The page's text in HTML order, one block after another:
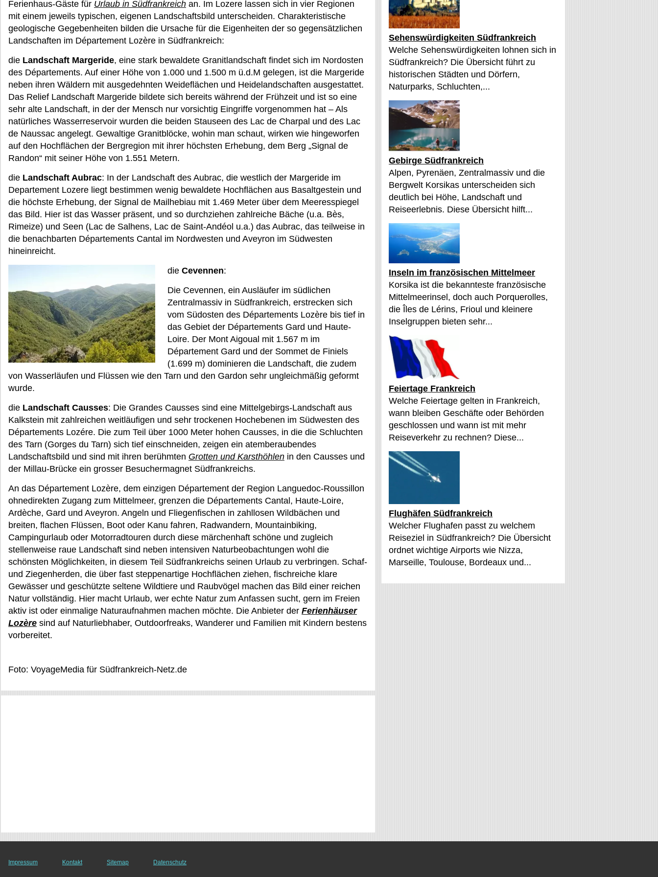
Ferienhaus-Gäste für Urlaub in Südfrankreich an. Im Lozere lassen sich in vier Regionen
mit einem jeweils typischen, eigenen Landschaftsbild unterscheiden. Charakteristische
geologische Gegebenheiten bilden die Ursache für die Eigenheiten der so gegensätzlichen
Landschaften im Département Lozère in Südfrankreich:
die Landschaft Margeride, eine stark bewaldete Granitlandschaft findet sich im Nordosten
des Départements. Auf einer Höhe von 1.000 und 1.500 m ü.d.M gelegen, ist die Margeride
neben ihren Wäldern mit ausgedehnten Weideflächen und Heidelandschaften ausgestattet.
Das Relief Landschaft Margeride bildete sich bereits während der Frühzeit und ist so eine
sehr alte Landschaft, in der der Mensch nur vorsichtig Eingriffe vorgenommen hat – Als
natürliches Wasserreservoir wurden die beiden Stauseen des Lac de Charpal und des Lac
de Naussac angelegt. Gewaltige Granitblöcke, wohin man schaut, wirken wie hingeworfen
auf den Hochflächen der Bergregion mit ihrer höchsten Erhebung, dem Berg „Signal de
Randon“ mit seiner Höhe von 1.551 Metern.
die Landschaft Aubrac: In der Landschaft des Aubrac, die westlich der Margeride im
Departement Lozere liegt bestimmen wenig bewaldete Hochflächen aus Basaltgestein und
die höchste Erhebung, der Signal de Mailhebiau mit 1.469 Meter über dem Meeresspiegel
das Bild. Hier ist das Wasser präsent, und so durchziehen zahlreiche Bäche (u.a. Bès,
Rimeize) und Seen (Lac de Salhens, Lac de Saint-Andéol u.a.) das Aubrac, das teilweise in
die benachbarten Départements Cantal im Nordwesten und Aveyron im Südwesten
hineinreicht.
die Cevennen:
Die Cevennen, ein Ausläufer im südlichen
Zentralmassiv in Südfrankreich, erstrecken sich
vom Südosten des Départements Lozère bis tief in
das Gebiet der Départements Gard und Haute-
Loire. Der Mont Aigoual mit 1.567 m im
Département Gard und der Sommet de Finiels
(1.699 m) dominieren die Landschaft, die zudem
von Wasserläufen und Flüssen wie den Tarn und den Gardon sehr ungleichmäßig geformt
wurde.
die Landschaft Causses: Die Grandes Causses sind eine Mittelgebirgs-Landschaft aus
Kalkstein mit zahlreichen weitläufigen und sehr trockenen Hochebenen im Südwesten des
Départements Lozére. Die zum Teil über 1000 Meter hohen Causses, in die die Schluchten
des Tarn (Gorges du Tarn) sich tief einschneiden, zeigen ein atemberaubendes
Landschaftsbild und sind mit ihren berühmten Grotten und Karsthöhlen in den Causses und
der Millau-Brücke ein grosser Besuchermagnet Südfrankreichs.
An das Département Lozère, dem einzigen Département der Region Languedoc-Roussillon
ohnedirekten Zugang zum Mittelmeer, grenzen die Départements Cantal, Haute-Loire,
Ardèche, Gard und Aveyron. Angeln und Fliegenfischen in zahllosen Wildbächen und
breiten, flachen Flüssen, Boot oder Kanu fahren, Radwandern, Mountainbiking,
Campingurlaub oder Motorradtouren durch diese märchenhaft schöne und zugleich
stellenweise raue Landschaft sind neben intensiven Naturbeobachtungen wohl die
schönsten Möglichkeiten, in diesem Teil Südfrankreichs seinen Urlaub zu verbringen. Schaf-
und Ziegenherden, die über fast steppenartige Hochflächen ziehen, fischreiche klare
Gewässer und geschützte seltene Wildtiere und Raubvögel machen das Bild einer reichen
Natur vollständig. Hier macht Urlaub, wer echte Natur zum Anfassen sucht, gern im Freien
aktiv ist oder einmalige Naturaufnahmen machen möchte. Die Anbieter der Ferienhäuser
Lozère sind auf Naturliebhaber, Outdoorfreaks, Wanderer und Familien mit Kindern bestens
vorbereitet.
Foto: VoyageMedia für Südfrankreich-Netz.de
Sehenswürdigkeiten Südfrankreich
Welche Sehenswürdigkeiten lohnen sich in
Südfrankreich? Die Übersicht führt zu
historischen Städten und Dörfern,
Naturparks, Schluchten,...
Gebirge Südfrankreich
Alpen, Pyrenäen, Zentralmassiv und die
Bergwelt Korsikas unterscheiden sich
deutlich bei Höhe, Landschaft und
Reiseerlebnis. Diese Übersicht hilft...
Inseln im französischen Mittelmeer
Korsika ist die bekannteste französische
Mittelmeerinsel, doch auch Porquerolles,
die Îles de Lérins, Frioul und kleinere
Inselgruppen bieten sehr...
Feiertage Frankreich
Welche Feiertage gelten in Frankreich,
wann bleiben Geschäfte oder Behörden
geschlossen und wann ist mit mehr
Reiseverkehr zu rechnen? Diese...
Flughäfen Südfrankreich
Welcher Flughafen passt zu welchem
Reiseziel in Südfrankreich? Die Übersicht
ordnet wichtige Airports wie Nizza,
Marseille, Toulouse, Bordeaux und...
Impressum Kontakt Sitemap Datenschutz